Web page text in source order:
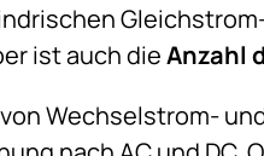
ist auch dieAnzahl
Wechselstrom-